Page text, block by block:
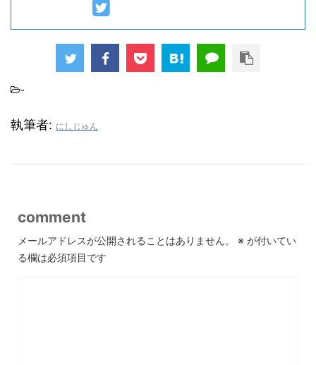
-
執筆者: にしじゅん
comment
メールアドレスが公開されることはありません。 ※ が付いてい
る欄は必須項目です